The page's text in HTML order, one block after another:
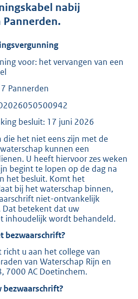
t
t
2
0
b
nabij
voor: het vervangen van een
Pannerden
besluit: 17 juni 2026
die het niet eens zijn met de
kunnen een
U heeft hiervoor zes weken
begint te lopen op de dag na
het besluit. Komt het
bij het waterschap binnen,
niet-ontvankelijk
betekent dat uw
inhoudelijk wordt behandeld.
bezwaarschrift?
u aan het college van
van Waterschap Rijn en
7000 AC Doetinchem.
bezwaarschrift?